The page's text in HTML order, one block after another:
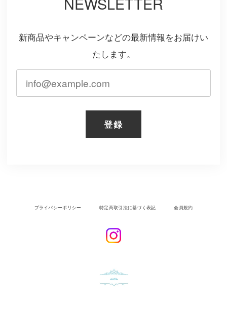
新商品やキャンペーンなどの最新情報をお届けい
たします。
登録
プライバシーポリシー 特定商取引法に基づく表記 会員規約